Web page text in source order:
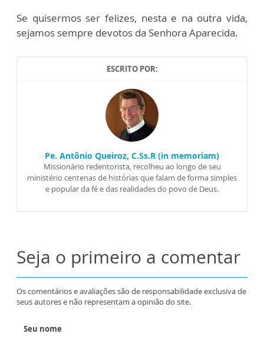
Se quisermos ser felizes, nesta e na outra vida,
sejamos sempre devotos da Senhora Aparecida.
ESCRITO POR:
Pe. Antônio Queiroz, C.Ss.R (in memoriam)
Missionário redentorista, recolheu ao longo de seu
ministério centenas de histórias que falam de forma simples
e popular da fé e das realidades do povo de Deus.
Seja o primeiro a comentar
Os comentários e avaliações são de responsabilidade exclusiva de
seus autores e não representam a opinião do site.
Seu nome